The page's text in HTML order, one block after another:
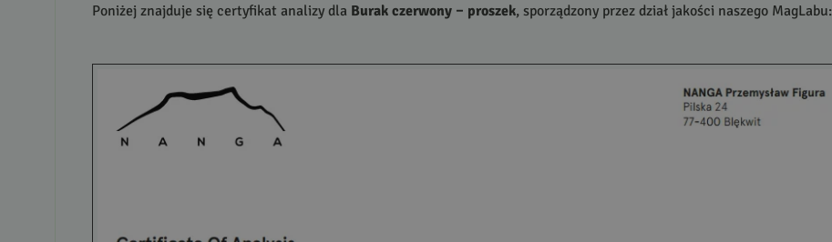
Poniżej znajduje się certyfikat analizy dla Burak czerwony – proszek, sporządzony przez dział jakości naszego MagLabu: